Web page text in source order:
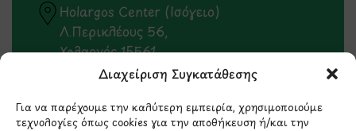
Διαχείριση Συγκατάθεσης
Για να παρέχουμε την καλύτερη εμπειρία, χρησιμοποιούμε
τεχνολογίες όπως cookies για την αποθήκευση ή/και την
Holargos Center (Ισόγειο)
Λ.Περικλέους 56,
Χολαργός 15561